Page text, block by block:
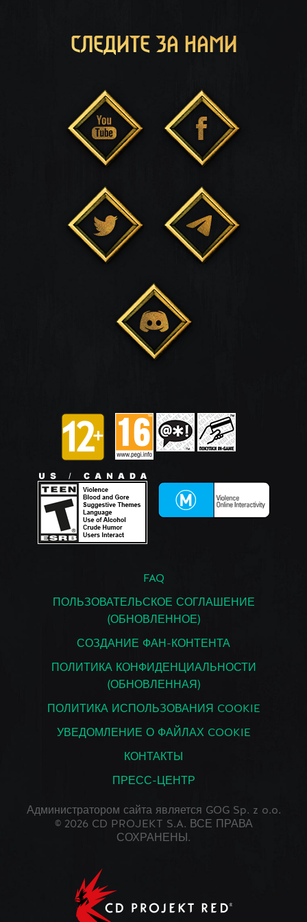
СЛЕДИТЕ ЗА НАМИ
FAQ
ПОЛЬЗОВАТЕЛЬСКОЕ СОГЛАШЕНИЕ
(ОБНОВЛЕННОЕ)
СОЗДАНИЕ ФАН-КОНТЕНТА
ПОЛИТИКА КОНФИДЕНЦИАЛЬНОСТИ
(ОБНОВЛЕННАЯ)
ПОЛИТИКА ИСПОЛЬЗОВАНИЯ COOKIE
УВЕДОМЛЕНИЕ О ФАЙЛАХ COOKIE
КОНТАКТЫ
ПРЕСС-ЦЕНТР
Администратором сайта является GOG Sp. z o.o.
© 2026 CD PROJEKT S.A. ВСЕ ПРАВА
СОХРАНЕНЫ.